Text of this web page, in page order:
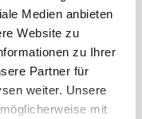
Medien anbieten
Website zu
zu Ihrer
Partner für
weiter. Unsere
mit
Tag erhalten die
Urkunde mit
teilnehmen
Auch